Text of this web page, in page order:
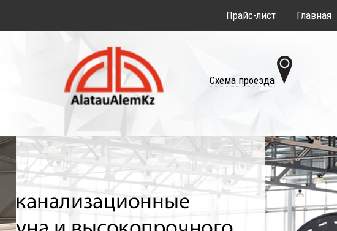
Прайс-лист Главная
Схема проезда